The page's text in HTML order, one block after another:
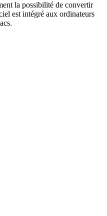
la possibilité de convertir
est intégré aux ordinateurs